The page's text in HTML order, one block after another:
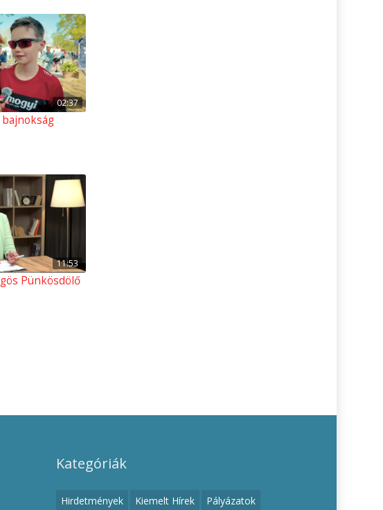
02:37
11:53
Pünkösdölő
Kategóriák
Hirdetmények Kiemelt Hírek Pályázatok